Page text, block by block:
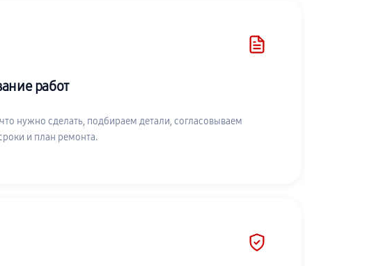
работ
нужно сделать, подбираем детали, согласовываем
и план ремонта.